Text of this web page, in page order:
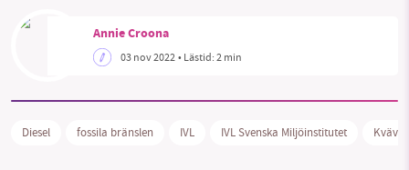
MILJÖFAKTA
Annie Croona
03 nov 2022• Lästid:2 min
Diesel fossila bränslen IVL IVL Svenska Miljöinstitutet